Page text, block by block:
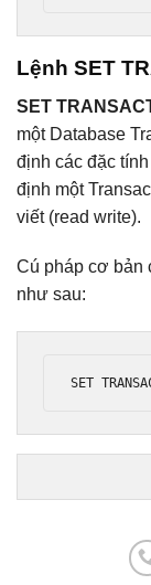
Lệnh SET
SET
một Database
định các đặc
định một
viết (read write).
Cú pháp cơ bản
như sau:
SET